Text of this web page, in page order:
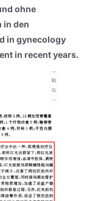
ohne
in den
in gynecology
in recent years.